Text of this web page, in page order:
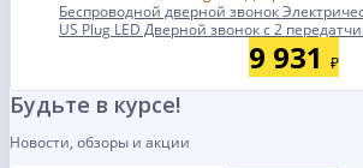
Беспроводной дверной звонок
US Plug LED Дверной звонок с 2
9 931 ₽
Будьте в курсе!
Новости, обзоры и акции